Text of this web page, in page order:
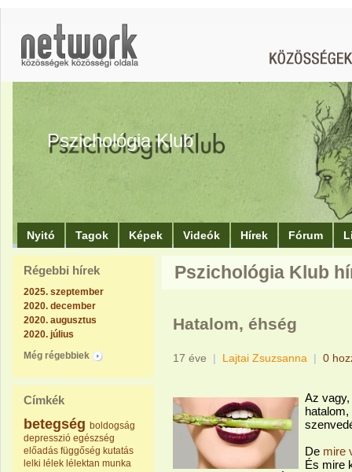
Pszichológia Klub
Nyitó Tagok Képek Videók Hírek Fórum
Régebbi hírek
2025. szeptember
2020. december
2020. augusztus
2020. július
Még régebbiek
Címkék
betegség boldogság
depresszió egészség
előadás függőség kutatás
lelki lélek lélektan munka
Pszichológia Klub
Hatalom, éhség
17 éve | Lajtai Zsuzsanna | 0
Az
De mire
És mire